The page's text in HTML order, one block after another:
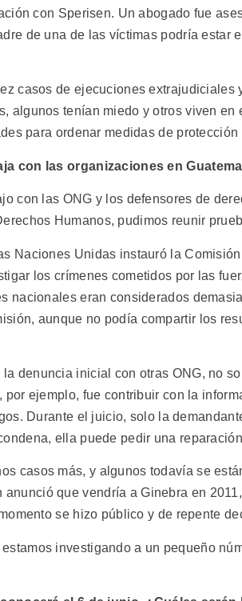
con Sperisen. Un abogado fue
de una de las víctimas podría estar
casos de ejecuciones extrajudiciales
algunos tenían miedo y otros viven
para ordenar medidas de
con las organizaciones en
con las ONG y los defensores de
Humanos, pudimos reunir
Naciones Unidas instauró la
los crímenes cometidos por las
nacionales eran considerados
aunque no podía compartir los
denuncia inicial con otras ONG, no
por ejemplo, fue contribuir con la
Durante el juicio, solo la
ella puede pedir una
casos más, y algunos todavía se
anunció que vendría a Ginebra en
se hizo público y de repente
investigando a un pequeño